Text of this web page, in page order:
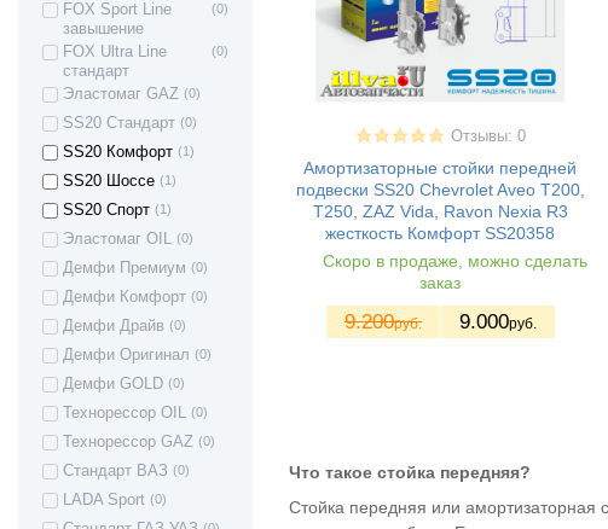
Citroen Berlingo 1
Daewoo Gentra
Daewoo Kalos
Daewoo Lanos (4)
Daewoo Nubira (1)
Daewoo Nexia (6)
Ravon Nexia R3
Daewoo Matiz (3)
Daewoo Espero (5)
Datsun on-DO (17)
Datsun mi-DO (17)
Ford Fusion (1)
Ford Focus (1)
Ford Focus 2 (10)
Ford Focus 3 (4)
Focus C-Max (5)
Ford C-Max (10)
Great Wall Wingle
FOX Sport Line
завышение
(0)
FOX Ultra Line
стандарт
(0)
Эластомаг GAZ (0)
SS20 Стандарт (0)
SS20 Комфорт (1)
SS20 Шоссе (1)
SS20 Спорт (1)
Эластомаг OIL (0)
Демфи Премиум (0)
Демфи Комфорт (0)
Демфи Драйв (0)
Демфи Оригинал (0)
Демфи GOLD (0)
Технорессор OIL (0)
Технорессор GAZ (0)
Стандарт ВАЗ (0)
LADA Sport (0)
Отзывы: 0
Амортизаторные стойки передней
подвески SS20 Chevrolet Aveo T200,
T250, ZAZ Vida, Ravon Nexia R3
жесткость Комфорт SS20358
Скоро в продаже, можно сделать
заказ
9.200руб. 9.000руб.
Что такое стойка передняя?
Стойка передняя или амортизаторная